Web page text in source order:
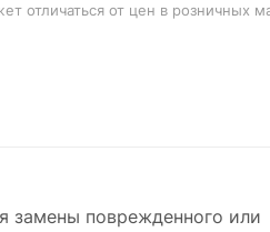
отличаться от цен в розничных
замены поврежденного или